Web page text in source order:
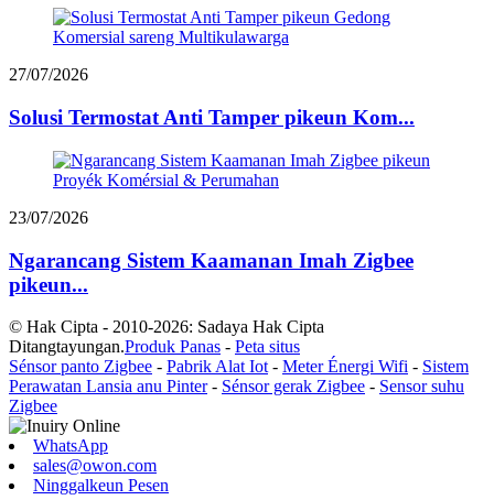
27/07/2026
Solusi Termostat Anti Tamper pikeun Kom...
23/07/2026
Ngarancang Sistem Kaamanan Imah Zigbee
pikeun...
© Hak Cipta - 2010-2026: Sadaya Hak Cipta
Ditangtayungan.Produk Panas - Peta situs
Sénsor panto Zigbee - Pabrik Alat Iot - Meter Énergi Wifi - Sistem
Perawatan Lansia anu Pinter- Sénsor gerak Zigbee - Sensor suhu
Zigbee
WhatsApp
sales@owon.com
Ninggalkeun Pesen